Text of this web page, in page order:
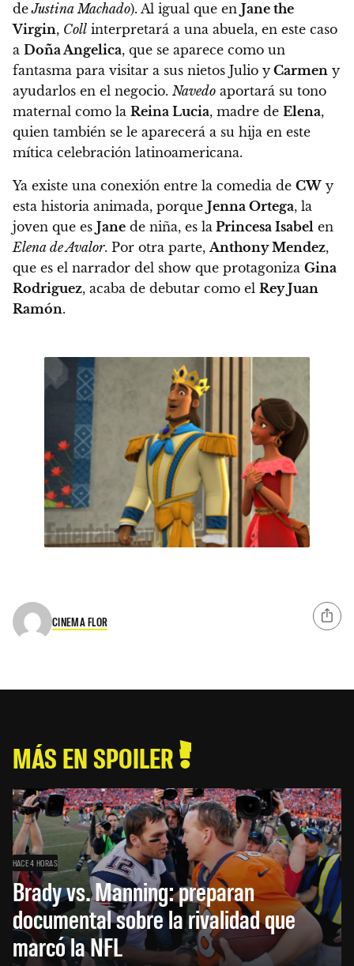
deJustina Machado). Al igual que en Jane the
Virgin, Coll interpretará a una abuela, en este caso
a Doña Angelica, que se aparece como un
fantasma para visitar a sus nietos Julio y Carmen y
ayudarlos en el negocio. Navedo aportará su tono
maternal como la Reina Lucia, madre de Elena,
quien también se le aparecerá a su hija en este
mítica celebración latinoamericana.
Ya existe una conexión entre la comedia de CW y
esta historia animada, porque Jenna Ortega, la
joven que es Jane de niña, es la Princesa Isabel en
Elena de Avalor. Por otra parte,Anthony Mendez,
que es el narrador del show que protagoniza Gina
Rodriguez, acaba de debutar como el Rey Juan
Ramón.
CINEMA FLOR
MÁS EN SPOILER
HACE 4 HORAS
Brady vs. Manning: preparan
documental sobre la rivalidad que
marcó la NFL